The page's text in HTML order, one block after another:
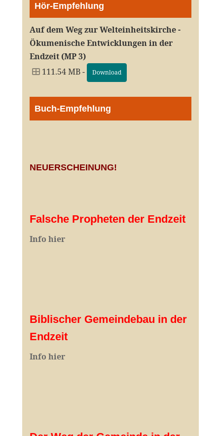
Hör-Empfehlung
Auf dem Weg zur Welteinheitskirche -
Ökumenische Entwicklungen in der
Endzeit (MP 3)
111.54 MB -
Download
Buch-Empfehlung
NEUERSCHEINUNG!
Falsche Propheten der Endzeit
Info hier
Biblischer Gemeindebau in der
Endzeit
Info hier